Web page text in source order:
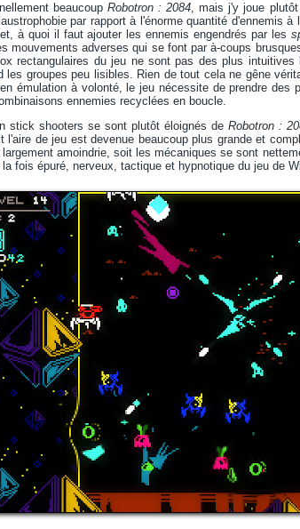
beaucoupRobotron : 2084, mais j'y joue
par rapport à l'énorme quantité d'ennemis
à quoi il faut ajouter les ennemis engendrés par les
mouvements adverses qui se font par à-coups
rectangulaires du jeu ne sont pas des plus
les groupes peu lisibles. Rien de tout cela ne gêne
émulation à volonté, le jeu nécessite de prendre
ennemies recyclées en boucle.
stick shooters se sont plutôt éloignés de Robotron :
l'aire de jeu est devenue beaucoup plus grande et
amoindrie, soit les mécaniques se sont
fois épuré, nerveux, tactique et hypnotique du jeu de